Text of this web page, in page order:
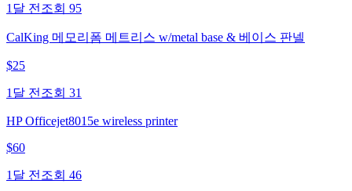
1달 전 조회 95
CalKing 메모리폼 메트리스 w/metal base & 베이스 판넬
$25
1달 전 조회 31
HP Officejet8015e wireless printer
$60
1달 전 조회 46